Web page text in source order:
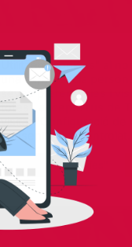
Utilitzem"cookies" al
una experiència
seves preferències i
totes", accepta l'ús de
visitar "Configuració
consentiment controlat.
Regles de "cookies"